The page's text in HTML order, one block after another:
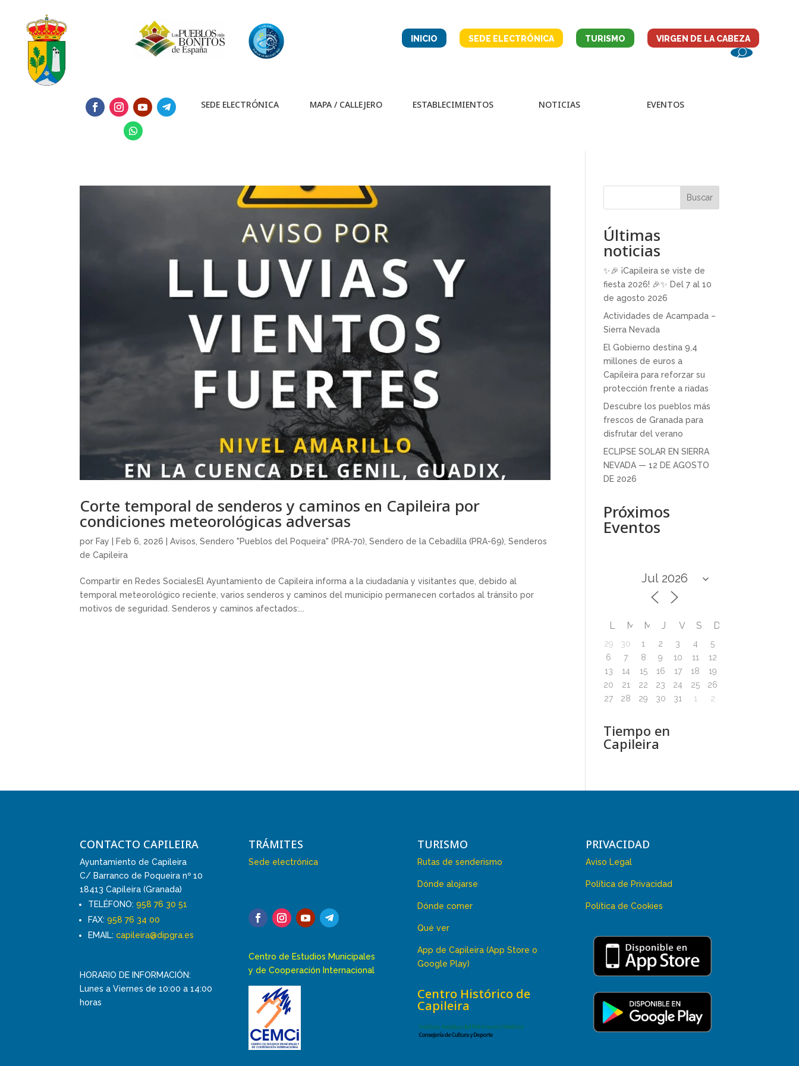
INICIO SEDE ELECTRÓNICA TURISMO VIRGEN DE LA CABEZA
SEDE ELECTRÓNICA MAPA / CALLEJERO ESTABLECIMIENTOS NOTICIAS EVENTOS
Corte temporal de senderos y caminos en Capileira por
condiciones meteorológicas adversas
por Fay Feb 6, 2026 |Avisos ,Sendero "Pueblos del Poqueira" (PRA-70) ,Sendero de la Cebadilla (PRA-69) ,Senderos
de Capileira
Compartir en Redes SocialesEl Ayuntamiento de Capileira informa a la ciudadanía y visitantes que, debido al
temporal meteorológico reciente, varios senderos y caminos del municipio permanecen cortados al tránsito por
motivos de seguridad. Senderos y caminos afectados:...
Buscar
Últimas
noticias
✨🎉 ¡Capileira se viste de
fiesta 2026! 🎉✨ Del 7 al 10
de agosto 2026
Actividades de Acampada –
Sierra Nevada
El Gobierno destina 9,4
millones de euros a
Capileira para reforzar su
protección frente a riadas
Descubre los pueblos más
frescos de Granada para
disfrutar del verano
ECLIPSE SOLAR EN SIERRA
NEVADA — 12 DE AGOSTO
DE 2026
Próximos
Eventos
L M M J V S D
29 30 1 2 3 4
5
6
7 8 9 10 11
12
13
14 15 16 17 18
19
20
21 22 23 24 25
26
27
28 29 30 31 1 2
Tiempo en
Capileira
CONTACTO CAPILEIRA
Ayuntamiento de Capileira
C/ Barranco de Poqueira nº 10
18413 Capileira (Granada)
TELÉFONO:958 76 30 51
FAX:958 76 34 00
EMAIL:capileira@dipgra.es
HORARIO DE INFORMACIÓN:
Lunes a Viernes de 10:00 a 14:00
horas
TRÁMITES
Sede electrónica
Centro de Estudios Municipales
y de Cooperación Internacional
TURISMO
Rutas de senderismo
Dónde alojarse
Dónde comer
Qué ver
App de Capileira (App Store o
Google Play)
Centro Histórico de
Capileira
PRIVACIDAD
Aviso Legal
Política de Privacidad
Política de Cookies